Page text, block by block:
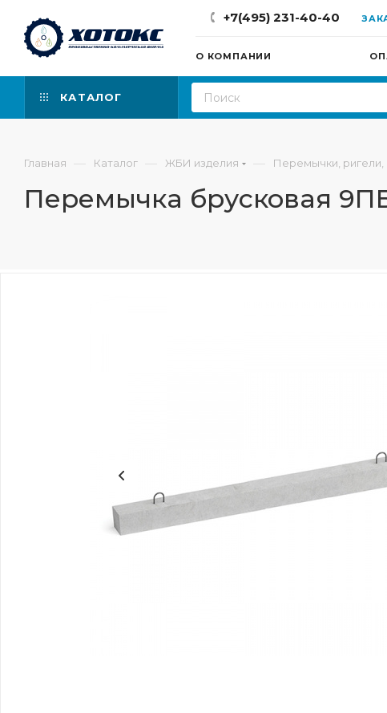
+7(495) 231-40-40
О КОМПАНИИ
КАТАЛОГ
Главная — Каталог — ЖБИ изделия — Перемычки, ригели,
Перемычка брусковая